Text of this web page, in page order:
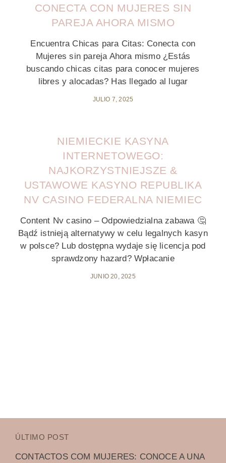
CONECTA CON MUJERES SIN
PAREJA AHORA MISMO
Encuentra Chicas para Citas: Conecta con
Mujeres sin pareja Ahora mismo ¿Estás
buscando chicas citas para conocer mujeres
libres y alocadas? Has llegado al lugar
JULIO 7, 2025
NIEMIECKIE KASYNA
INTERNETOWEGO:
NAJKORZYSTNIEJSZE &
USTAWOWE KASYNO REPUBLIKA
NV CASINO FEDERALNA NIEMIEC
Content Nv casino – Odpowiedzialna zabawa 🤔
Bądź istnieją alternatywy w celu legalnych kasyn
w polsce? Lub dostępna wydaje się licencja pod
sprawdzony hazard? Wpłacanie
JUNIO 20, 2025
ÚLTIMO POST
CONTACTOS COM MUJERES: CONOCE A UNA